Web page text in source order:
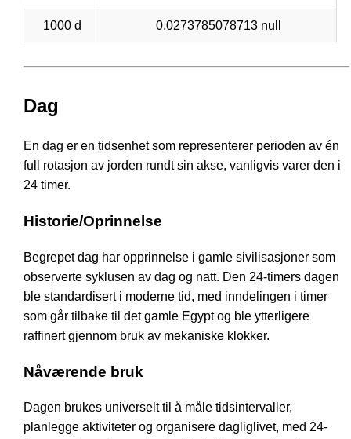
1000 d 0.0273785078713 null
Dag
En dag er en tidsenhet som representerer perioden av én
full rotasjon av jorden rundt sin akse, vanligvis varer den i
24 timer.
Historie/Oprinnelse
Begrepet dag har opprinnelse i gamle sivilisasjoner som
observerte syklusen av dag og natt. Den 24-timers dagen
ble standardisert i moderne tid, med inndelingen i timer
som går tilbake til det gamle Egypt og ble ytterligere
raffinert gjennom bruk av mekaniske klokker.
Nåværende bruk
Dagen brukes universelt til å måle tidsintervaller,
planlegge aktiviteter og organisere dagliglivet, med 24-